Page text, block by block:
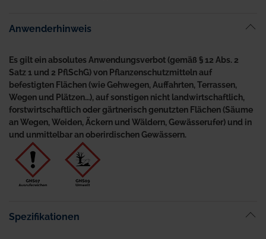
Anwenderhinweis
Es gilt ein absolutes Anwendungsverbot (gemäß § 12 Abs. 2
Satz 1 und 2 PflSchG) von Pflanzenschutzmitteln auf
befestigten Flächen (wie Gehwegen, Auffahrten, Terrassen,
Wegen und Plätzen…), auf sonstigen nicht landwirtschaftlich,
forstwirtschaftlich oder gärtnerisch genutzten Flächen (Säume
an Wegen, Weiden, Äckern und Wäldern, Gewässerufer) und in
und unmittelbar an oberirdischen Gewässern.
Spezifikationen